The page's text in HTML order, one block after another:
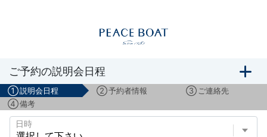
船旅説明会のご予約
ご予約の説明会日程
①説明会日程 ②予約者情報 ③ ご連絡先
④備考
日時